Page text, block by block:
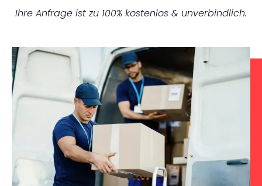
Ihre Anfrage ist zu 100% kostenlos & unverbindlich.